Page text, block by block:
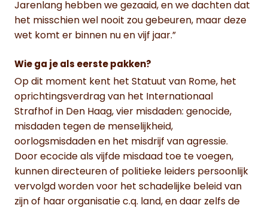
Jarenlang hebben we gezaaid, en we dachten dat
het misschien wel nooit zou gebeuren, maar deze
wet komt er binnen nu en vijf jaar.”
Wie ga je als eerste pakken?
Op dit moment kent het Statuut van Rome, het
oprichtingsverdrag van het Internationaal
Strafhof in Den Haag, vier misdaden: genocide,
misdaden tegen de menselijkheid,
oorlogsmisdaden en het misdrijf van agressie.
Door ecocide als vijfde misdaad toe te voegen,
kunnen directeuren of politieke leiders persoonlijk
vervolgd worden voor het schadelijke beleid van
zijn of haar organisatie c.q. land, en daar zelfs de